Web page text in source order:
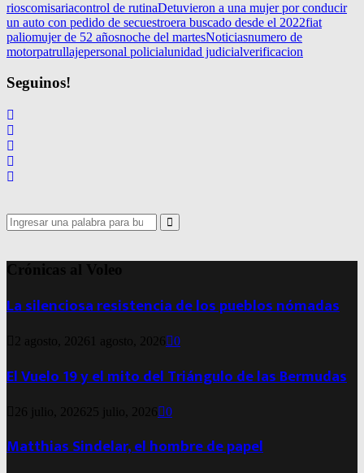
rioscomisariacontrol de rutinaDetuvieron a una mujer por conducir
un auto con pedido de secuestroera buscado desde el 2022fiat
paliomujer de 52 añosnoche del martesNoticiasnumero de
motorpatrullajepersonal policialunidad judicialverificacion
Seguinos!
Search
for:
Search
Crónicas al Voleo
La silenciosa resistencia de los pueblos nómadas
2 agosto, 2026 1 agosto, 2026 0
El Vuelo 19 y el mito del Triángulo de las Bermudas
26 julio, 2026 25 julio, 2026 0
Matthias Sindelar, el hombre de papel